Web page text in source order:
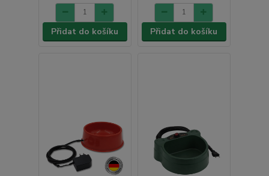
Přidat do košíku Přidat do košíku